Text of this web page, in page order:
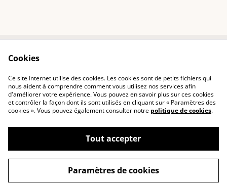
Politique de
confidentialité
Politique de cookies
©2026Arden Lueurs
powered by
Cookies
Ce site Internet utilise des cookies. Les cookies sont de petits fichiers qui
nous aident à comprendre comment vous utilisez nos services afin
d'améliorer votre expérience. Vous pouvez en savoir plus sur ces cookies
et contrôler la façon dont ils sont utilisés en cliquant sur « Paramètres des
cookies ». Vous pouvez également consulter notre politique de cookies.
Tout accepter
Paramètres de cookies